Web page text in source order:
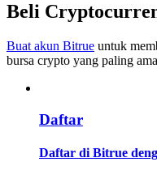
Memandu
Beli
Buat akun Bitrue untuk
bursa crypto yang paling
Daftar
Daftar di Bitrue